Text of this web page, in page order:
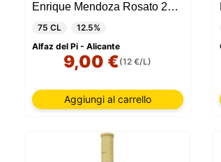
Enrique Mendoza Rosato 2022
75 CL
12.5%
Alfaz del Pi - Alicante
9,00 €(12 €/L)
Aggiungi al carrello